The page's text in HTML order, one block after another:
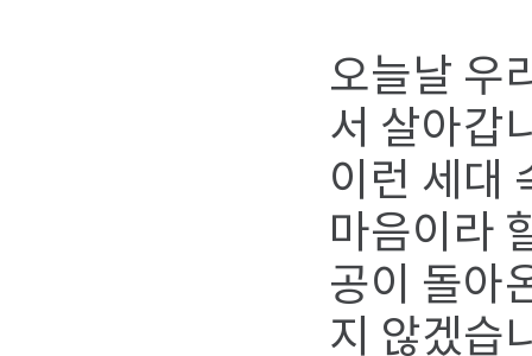
오늘날 우
서 살아갑
이런 세대
마음이라
공이 돌아
지 않겠습